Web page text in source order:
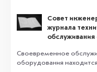
Совет
журнала
Своевременное
оборудования